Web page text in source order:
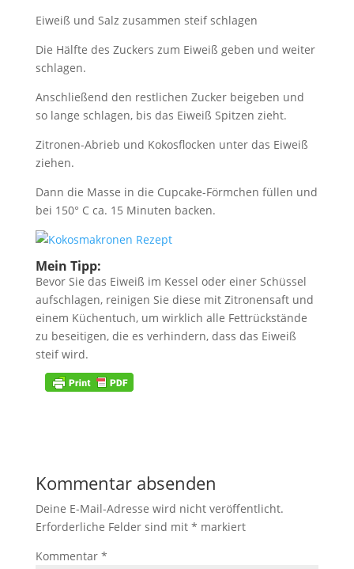
Eiweiß und Salz zusammen steif schlagen
Die Hälfte des Zuckers zum Eiweiß geben und weiter
schlagen.
Anschließend den restlichen Zucker beigeben und
so lange schlagen, bis das Eiweiß Spitzen zieht.
Zitronen-Abrieb und Kokosflocken unter das Eiweiß
ziehen.
Dann die Masse in die Cupcake-Förmchen füllen und
bei 150° C ca. 15 Minuten backen.
Mein Tipp:
Bevor Sie das Eiweiß im Kessel oder einer Schüssel
aufschlagen, reinigen Sie diese mit Zitronensaft und
einem Küchentuch, um wirklich alle Fettrückstände
zu beseitigen, die es verhindern, dass das Eiweiß
steif wird.
Kommentar absenden
Deine E-Mail-Adresse wird nicht veröffentlicht.
Erforderliche Felder sind mit * markiert
Kommentar *